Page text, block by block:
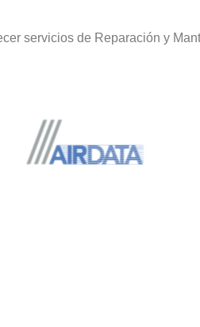
servicios de Reparación y